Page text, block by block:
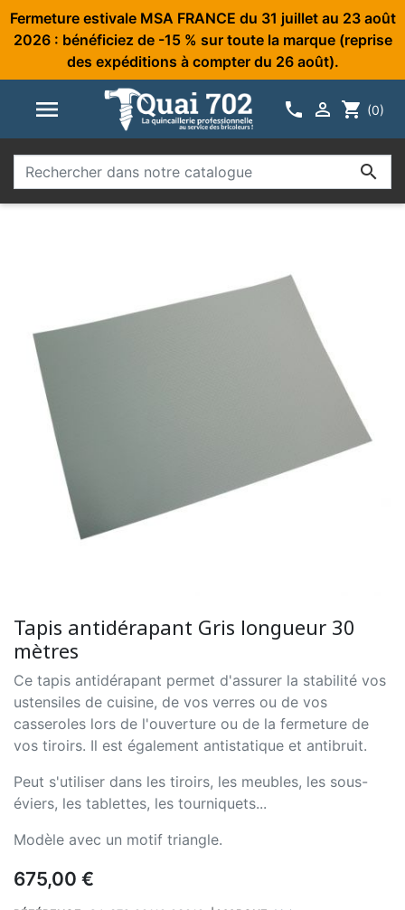
Fermeture estivale MSA FRANCE du 31 juillet au 23 août
2026 : bénéficiez de -15 % sur toute la marque (reprise
des expéditions à compter du 26 août).
   shopping_cart (0)

Tapis antidérapant Gris longueur 30
mètres
Ce tapis antidérapant permet d'assurer la stabilité vos
ustensiles de cuisine, de vos verres ou de vos
casseroles lors de l'ouverture ou de la fermeture de
vos tiroirs. Il est également antistatique et antibruit.
Peut s'utiliser dans les tiroirs, les meubles, les sous-
éviers, les tablettes, les tourniquets...
Modèle avec un motif triangle.
675,00 €